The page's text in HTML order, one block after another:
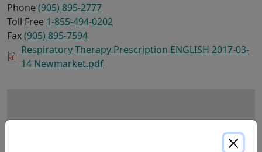
Phone (905) 895-2777
Toll Free 1-855-494-0202
Fax(905) 895-7594
Respiratory Therapy Prescription ENGLISH 2017-03-
14 Newmarket.pdf